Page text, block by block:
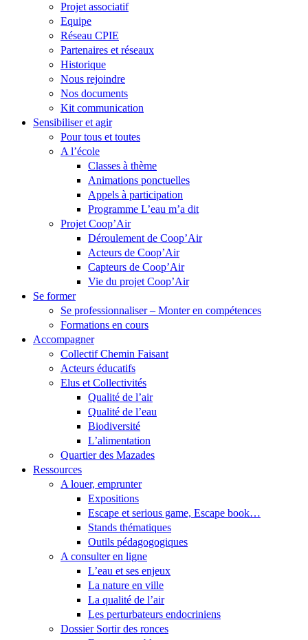
Projet associatif
Equipe
Réseau CPIE
Partenaires et réseaux
Historique
Nous rejoindre
Nos documents
Kit communication
Sensibiliser et agir
Pour tous et toutes
A l’école
Classes à thème
Animations ponctuelles
Appels à participation
Programme L’eau m’a dit
Projet Coop’Air
Déroulement de Coop’Air
Acteurs de Coop’Air
Capteurs de Coop’Air
Vie du projet Coop’Air
Se former
Se professionnaliser – Monter en compétences
Formations en cours
Accompagner
Collectif Chemin Faisant
Acteurs éducatifs
Elus et Collectivités
Qualité de l’air
Qualité de l’eau
Biodiversité
L’alimentation
Quartier des Mazades
Ressources
A louer, emprunter
Expositions
Escape et serious game, Escape book…
Stands thématiques
Outils pédagogogiques
A consulter en ligne
L’eau et ses enjeux
La nature en ville
La qualité de l’air
Les perturbateurs endocriniens
Dossier Sortir des ronces